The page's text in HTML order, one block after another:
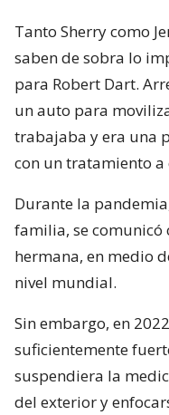
Tanto Sherry como
saben de sobra lo
para Robert Dart.
un auto para
trabajaba y era una
con un tratamiento a
Durante la
familia, se comunicó
hermana, en medio
nivel mundial.
Sin embargo, en
suficientemente
suspendiera la
del exterior y